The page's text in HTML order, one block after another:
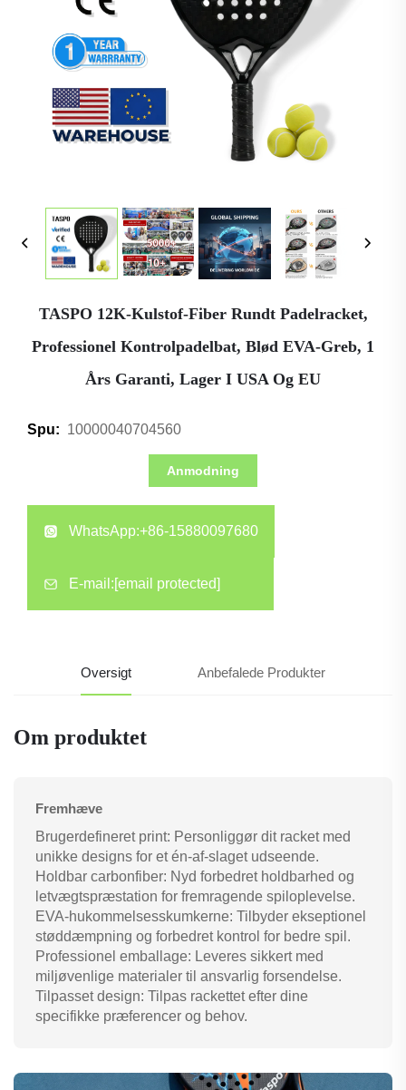
TASPO 12K-Kulstof-Fiber Rundt Padelracket,
Professionel Kontrolpadelbat, Blød EVA-Greb, 1
Års Garanti, Lager I USA Og EU
Spu: 10000040704560
Anmodning
WhatsApp:+86-15880097680
E-mail: [email protected]
Oversigt Anbefalede Produkter
Om produktet
Fremhæve
Brugerdefineret print: Personliggør dit racket med
unikke designs for et én-af-slaget udseende.
Holdbar carbonfiber: Nyd forbedret holdbarhed og
letvægtspræstation for fremragende spiloplevelse.
EVA-hukommelsesskumkerne: Tilbyder ekseptionel
støddæmpning og forbedret kontrol for bedre spil.
Professionel emballage: Leveres sikkert med
miljøvenlige materialer til ansvarlig forsendelse.
Tilpasset design: Tilpas rackettet efter dine
specifikke præferencer og behov.